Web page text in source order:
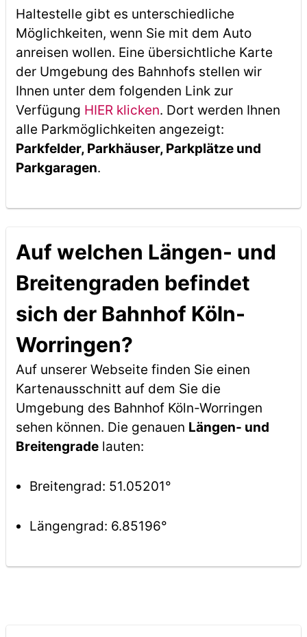
Haltestelle gibt es unterschiedliche
Möglichkeiten, wenn Sie mit dem Auto
anreisen wollen. Eine übersichtliche Karte
der Umgebung des Bahnhofs stellen wir
Ihnen unter dem folgenden Link zur
Verfügung HIER klicken. Dort werden Ihnen
alle Parkmöglichkeiten angezeigt:
Parkfelder, Parkhäuser, Parkplätze und
Parkgaragen.
Auf welchen Längen- und
Breitengraden befindet
sich der Bahnhof Köln-
Worringen?
Auf unserer Webseite finden Sie einen
Kartenausschnitt auf dem Sie die
Umgebung des Bahnhof Köln-Worringen
sehen können. Die genauen Längen- und
Breitengradelauten:
Breitengrad: 51.05201°
Längengrad: 6.85196°